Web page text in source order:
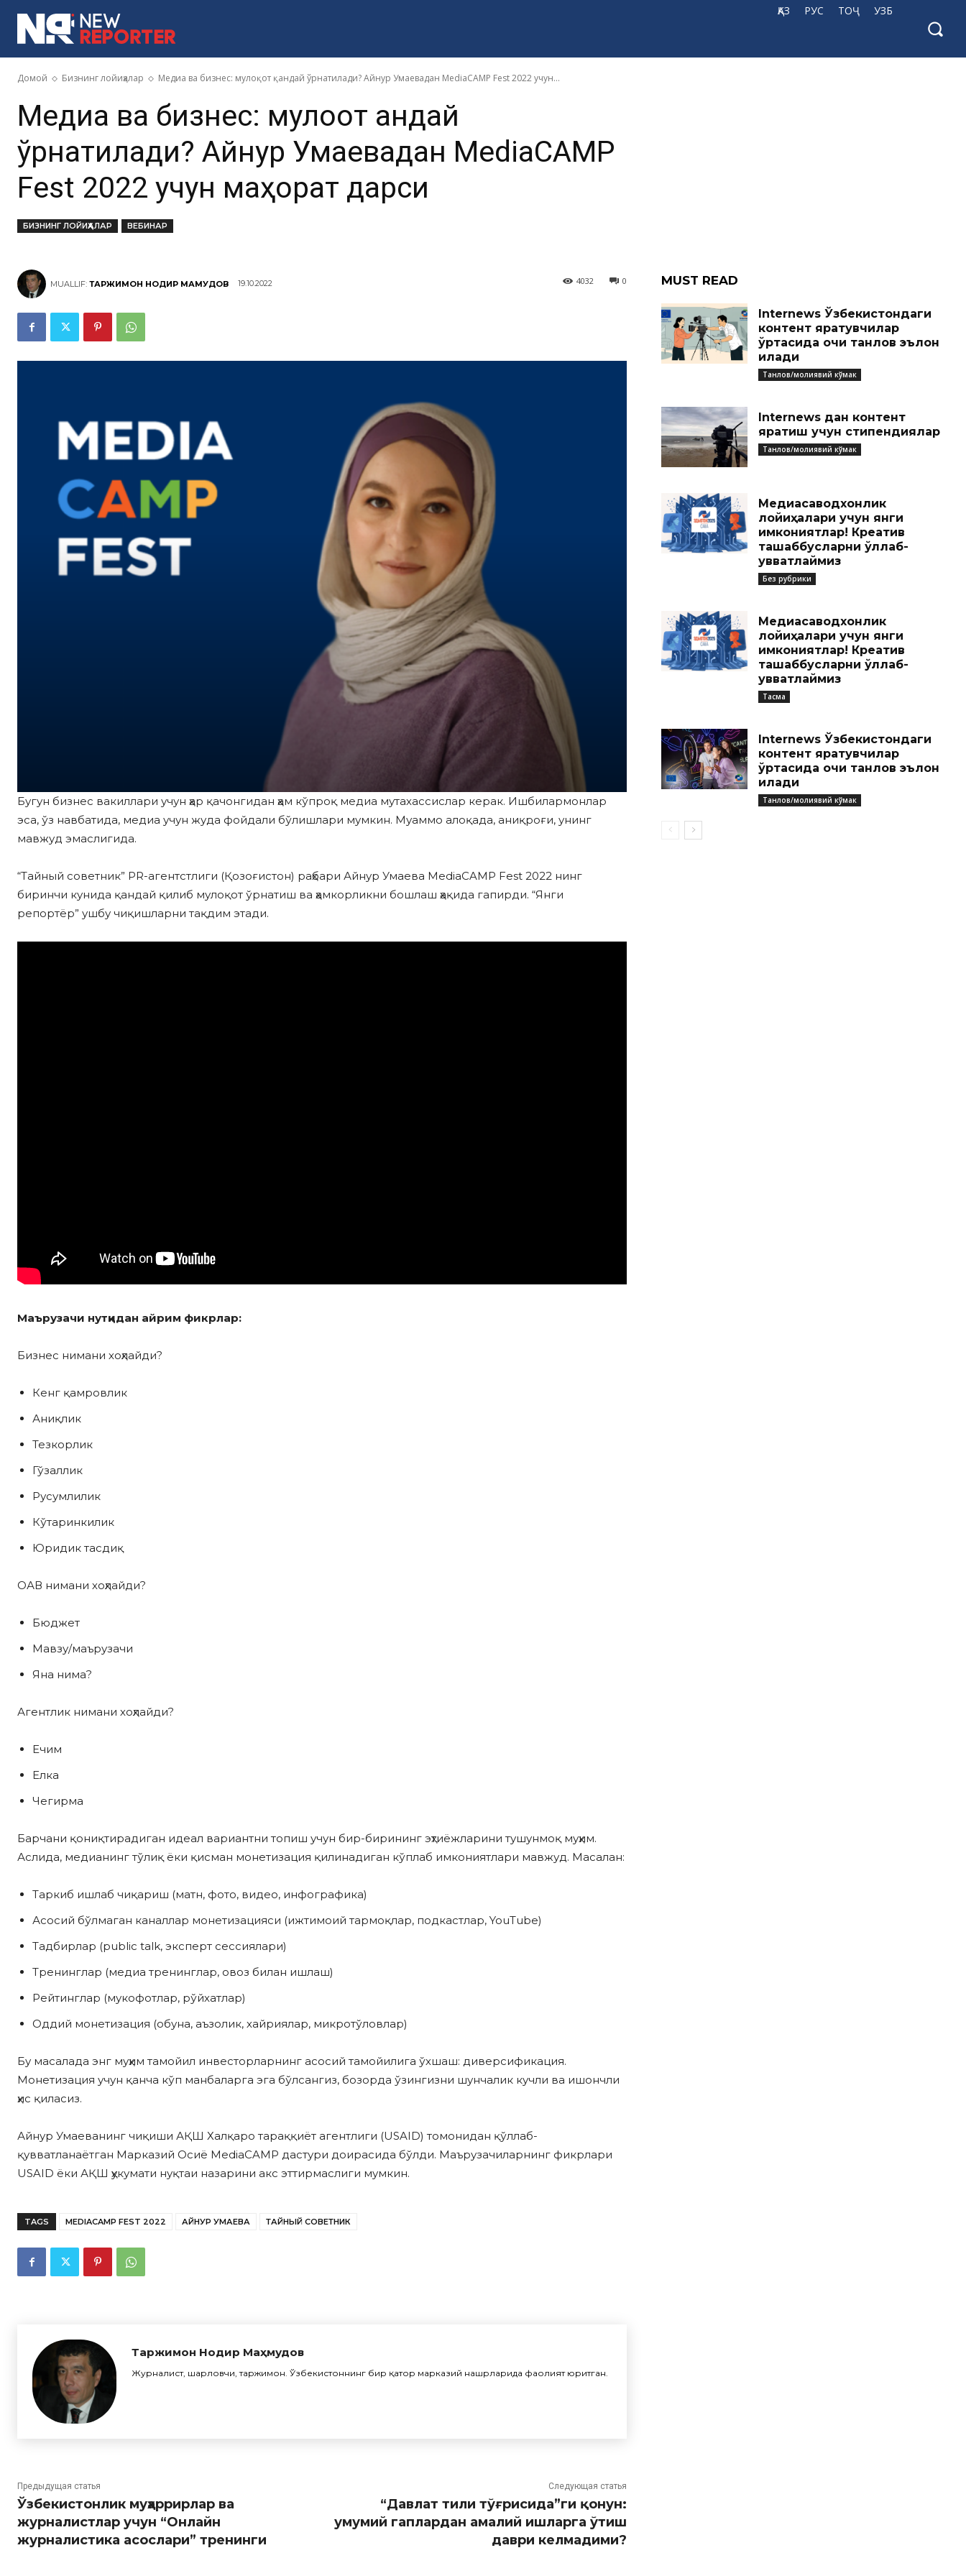
ҚАЗ РУС ТОҶ УЗБ
Домой Бизнинг лойиҳалар Медиа ва бизнес: мулоқот қандай ўрнатилади? Айнур Умаевадан MediaCAMP Fest 2022 учун...
Медиа ва бизнес: мулоқот қандай
ўрнатилади? Айнур Умаевадан MediaCAMP
Fest 2022 учун маҳорат дарси
БИЗНИНГ ЛОЙИҲАЛАР ВЕБИНАР
MUALLIF: ТАРЖИМОН НОДИР МАҲМУДОВ 19.10.2022 0
4032
Бугун бизнес вакиллари учун ҳар қачонгидан ҳам кўпроқ медиа мутахассислар керак. Ишбилармонлар
эса, ўз навбатида, медиа учун жуда фойдали бўлишлари мумкин. Муаммо алоқада, аниқроғи, унинг
мавжуд эмаслигида.
“Тайный советник” PR-агентстлиги (Қозоғистон) раҳбари Айнур Умаева MediaCAMP Fest 2022 нинг
биринчи кунида қандай қилиб мулоқот ўрнатиш ва ҳамкорликни бошлаш ҳақида гапирди. “Янги
репортёр” ушбу чиқишларни тақдим этади.
Маърузачи нутқидан айрим фикрлар:
Бизнес нимани хоҳлайди?
Кенг қамровлик
Аниқлик
Тезкорлик
Гўзаллик
Русумлилик
Кўтаринкилик
Юридик тасдиқ
ОАВ нимани хоҳлайди?
Бюджет
Мавзу/маърузачи
Яна нима?
Агентлик нимани хоҳлайди?
Ечим
Елка
Чегирма
Барчани қониқтирадиган идеал вариантни топиш учун бир-бирининг эҳтиёжларини тушунмоқ муҳим.
Аслида, медианинг тўлиқ ёки қисман монетизация қилинадиган кўплаб имкониятлари мавжуд. Масалан:
Таркиб ишлаб чиқариш (матн, фото, видео, инфографика)
Асосий бўлмаган каналлар монетизацияси (ижтимоий тармоқлар, подкастлар, YouTube)
Тадбирлар (public talk, эксперт сессиялари)
Тренинглар (медиа тренинглар, овоз билан ишлаш)
Рейтинглар (мукофотлар, рўйхатлар)
Оддий монетизация (обуна, аъзолик, хайриялар, микротўловлар)
Бу масалада энг муҳим тамойил инвесторларнинг асосий тамойилига ўхшаш: диверсификация.
Монетизация учун қанча кўп манбаларга эга бўлсангиз, бозорда ўзингизни шунчалик кучли ва ишончли
ҳис қиласиз.
Айнур Умаеванинг чиқиши АҚШ Халқаро тараққиёт агентлиги (USAID) томонидан қўллаб-
қувватланаётган Марказий Осиё MediaCAMP дастури доирасида бўлди. Маърузачиларнинг фикрлари
USAID ёки АҚШ ҳукумати нуқтаи назарини акс эттирмаслиги мумкин.
TAGS MEDIACAMP FEST 2022 АЙНУР УМАЕВА ТАЙНЫЙ СОВЕТНИК
Таржимон Нодир Маҳмудов
Журналист, шарҳловчи, таржимон. Ўзбекистоннинг бир қатор марказий нашрларида фаолият юритган.
Предыдущая статья
Ўзбекистонлик муҳаррирлар ва
журналистлар учун “Онлайн
журналистика асослари” тренинги
Следующая статья
“Давлат тили тўғрисида”ги қонун:
умумий гаплардан амалий ишларга ўтиш
даври келмадими?
MUST READ
Internews Ўзбекистондаги
контент яратувчилар
ўртасида очиқ танлов эълон
қилади
Танлов/молиявий кўмак
Internews дан контент
яратиш учун стипендиялар
Танлов/молиявий кўмак
Медиасаводхонлик
лойиҳалари учун янги
имкониятлар! Креатив
ташаббусларни қўллаб-
қувватлаймиз
Без рубрики
Медиасаводхонлик
лойиҳалари учун янги
имкониятлар! Креатив
ташаббусларни қўллаб-
қувватлаймиз
Тасма
Internews Ўзбекистондаги
контент яратувчилар
ўртасида очиқ танлов эълон
қилади
Танлов/молиявий кўмак